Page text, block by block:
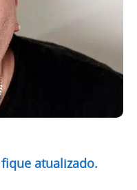
atualizado.